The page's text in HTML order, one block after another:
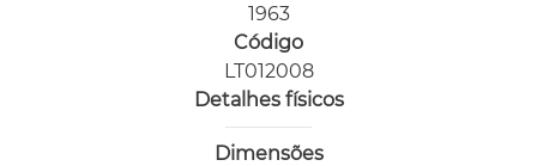
1963
Código
LT012008
Detalhes físicos
Dimensões